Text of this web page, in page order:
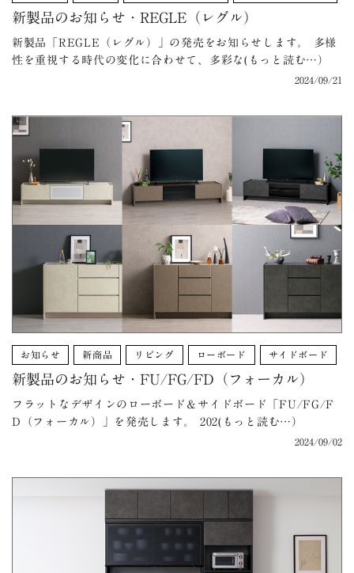
新製品のお知らせ・REGLE（レグル）
新製品「REGLE（レグル）」の発売をお知らせします。 多様
性を重視する時代の変化に合わせて、多彩な(もっと読む…）
2024/09/21
お知らせ 新商品 リビング ローボード サイドボード
新製品のお知らせ・FU/FG/FD（フォーカル）
フラットなデザインのローボード＆サイドボード「FU/FG/F
D（フォーカル）」を発売します。 202(もっと読む…）
2024/09/02